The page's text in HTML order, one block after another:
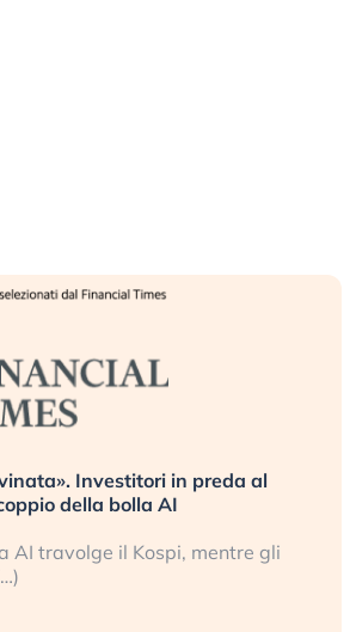
Investitori in preda al
della bolla AI
AI travolge il Kospi, mentre gli